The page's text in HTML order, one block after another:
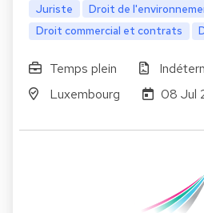
Juriste
Droit de
Droit commercial et contrats
Temps plein
Luxembourg
08 Jul